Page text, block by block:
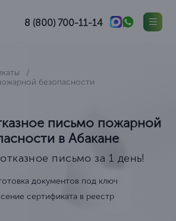
8 (800) 700-11-14
безопасности
письмо пожарной
в Абакане
письмо за 1 день!
документов под ключ
сертификата в реестр